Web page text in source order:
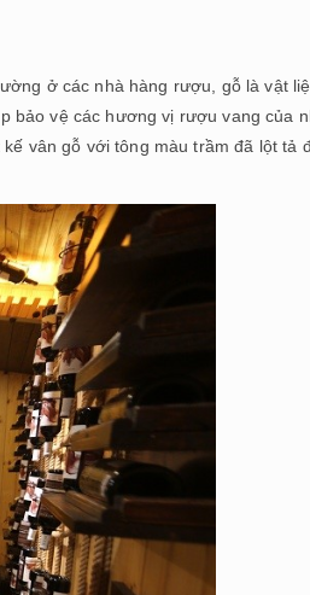
ở các nhà hàng rượu, gỗ là vật
bảo vệ các hương vị rượu vang của
vân gỗ với tông màu trầm đã lột tả